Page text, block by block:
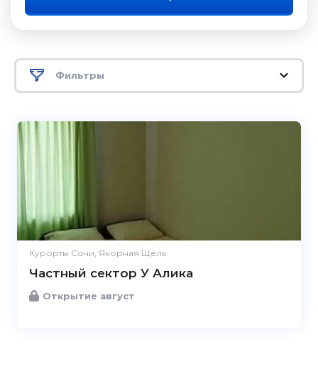
Фильтры
Курорты Сочи, Якорная Щель
Частный сектор У Алика
Открытие август